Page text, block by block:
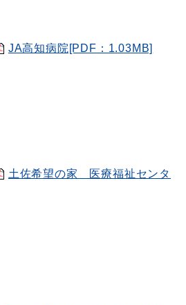
JA高知病院[PDF：1.03MB]
土佐希望の家 医療福祉センタ